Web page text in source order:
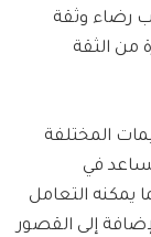
رضاء وثقة
من الثقة
المختلفة
في
يمكنه التعامل
إلى القصور